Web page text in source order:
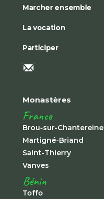
Marcher ensemble
La vocation
Participer
Monastères
France
Brou-sur-Chantereine
Martigné-Briand
Saint-Thierry
Vanves
Bénin
Toffo